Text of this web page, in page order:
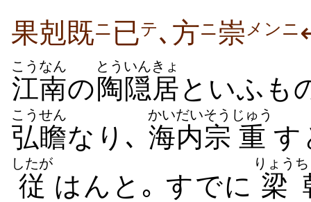
果剋既 ニ 已テ､方 ニ 崇 メンニ
江南
こうなん
の 陶
とう
隠居
いんきょ
といふも
弘瞻
こうせん
なり､ 海内
かいだい
宗
そう
重
じゅう
す
従
したが
はんと｡ すでに 梁
りょう